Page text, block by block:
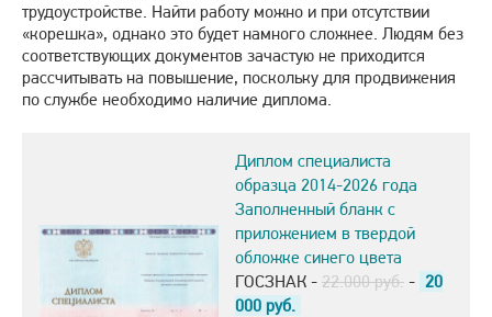
трудоустройстве. Найти работу можно и при отсутствии
«корешка», однако это будет намного сложнее. Людям без
соответствующих документов зачастую не приходится
рассчитывать на повышение, поскольку для продвижения
по службе необходимо наличие диплома.
Диплом специалиста
образца 2014-2026 года
Заполненный бланк с
приложением в твердой
обложке синего цвета
ГОСЗНАК - 22.000 руб. - 20
000 руб.